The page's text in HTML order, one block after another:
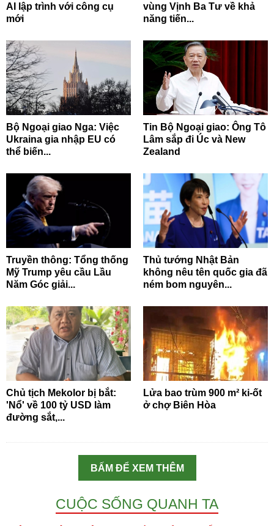
AI lập trình với công cụ
mới
vùng Vịnh Ba Tư về khả
năng tiến...
Bộ Ngoại giao Nga: Việc
Ukraina gia nhập EU có
thể biến...
Tin Bộ Ngoại giao: Ông Tô
Lâm sắp đi Úc và New
Zealand
Truyền thông: Tổng thống
Mỹ Trump yêu cầu Lầu
Năm Góc giải...
Thủ tướng Nhật Bản
không nêu tên quốc gia đã
ném bom nguyên...
Chủ tịch Mekolor bị bắt:
'Nổ' về 100 tỷ USD làm
đường sắt,...
Lửa bao trùm 900 m² ki-ốt
ở chợ Biên Hòa
BẤM ĐỂ XEM THÊM
CUỘC SỐNG QUANH TA